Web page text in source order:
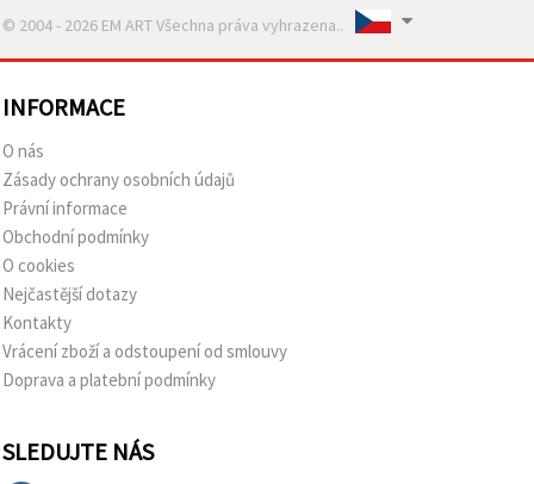
© 2004 - 2026 EM ART Všechna práva vyhrazena..
INFORMACE
O nás
Zásady ochrany osobních údajů
Právní informace
Obchodní podmínky
O cookies
Nejčastější dotazy
Kontakty
Vrácení zboží a odstoupení od smlouvy
Doprava a platební podmínky
SLEDUJTE NÁS